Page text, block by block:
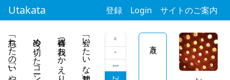
Utakata 登録 Login サイトのご案内
お原罪
« 最初
‹ 前
1
2